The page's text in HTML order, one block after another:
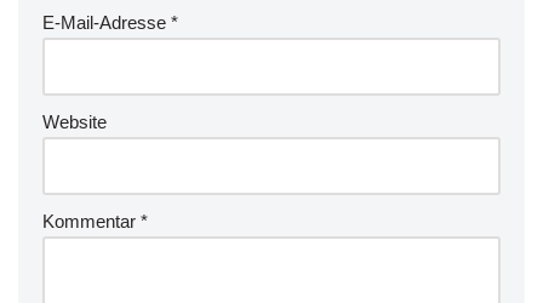
E-Mail-Adresse *
Website
Kommentar *